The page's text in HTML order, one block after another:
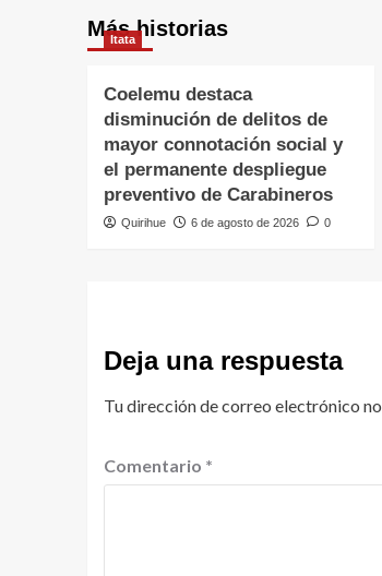
Más historias
Itata
Coelemu destaca
disminución de delitos de
mayor connotación social y
el permanente despliegue
preventivo de Carabineros
Quirihue 6 de agosto de 2026 0
Deja una respuesta
Tu dirección de correo electrónico
Comentario *